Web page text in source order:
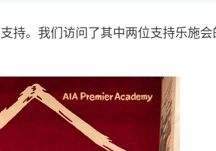
持。我们访问了其中两位支持乐施